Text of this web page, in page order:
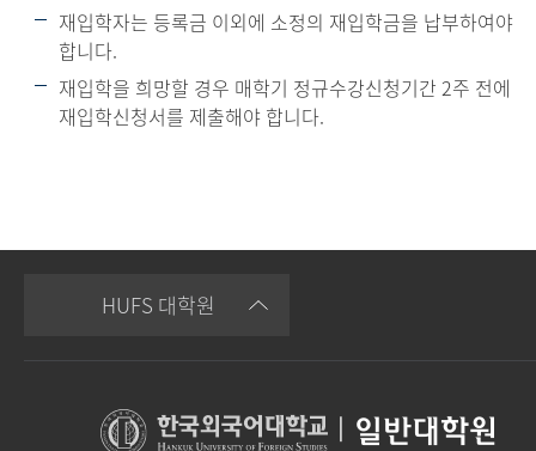
재입학자는 등록금 이외에 소정의 재입학금을 납부하여야
합니다.
재입학을 희망할 경우 매학기 정규수강신청기간 2주 전에
재입학신청서를 제출해야 합니다.
HUFS 대학원
일반대학원